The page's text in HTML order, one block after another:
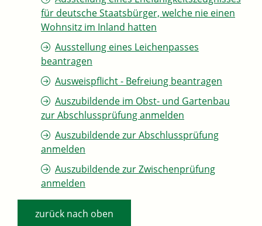
für deutsche Staatsbürger, welche nie einen
Wohnsitz im Inland hatten
Ausstellung eines Leichenpasses
beantragen
Ausweispflicht - Befreiung beantragen
Auszubildende im Obst- und Gartenbau
zur Abschlussprüfung anmelden
Auszubildende zur Abschlussprüfung
anmelden
Auszubildende zur Zwischenprüfung
anmelden
zurück nach oben